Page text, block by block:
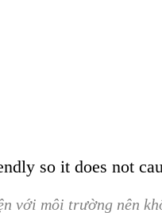
so it does not
với môi trường nên